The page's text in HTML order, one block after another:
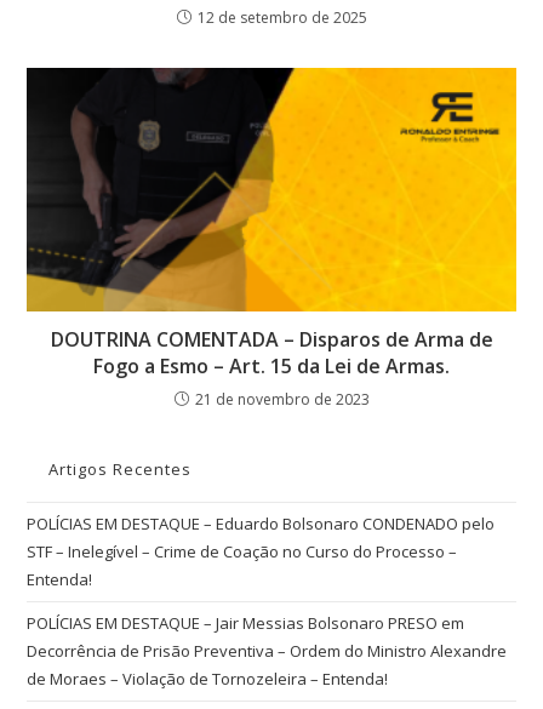
12 de setembro de 2025
DOUTRINA COMENTADA – Disparos de Arma de
Fogo a Esmo – Art. 15 da Lei de Armas.
21 de novembro de 2023
Artigos Recentes
POLÍCIAS EM DESTAQUE – Eduardo Bolsonaro CONDENADO pelo
STF – Inelegível – Crime de Coação no Curso do Processo –
Entenda!
POLÍCIAS EM DESTAQUE – Jair Messias Bolsonaro PRESO em
Decorrência de Prisão Preventiva – Ordem do Ministro Alexandre
de Moraes – Violação de Tornozeleira – Entenda!